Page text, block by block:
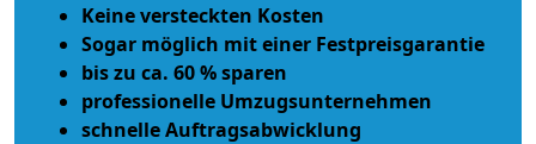
Keine versteckten Kosten
Sogar möglich mit einer Festpreisgarantie
bis zu ca. 60 % sparen
professionelle Umzugsunternehmen
schnelle Auftragsabwicklung